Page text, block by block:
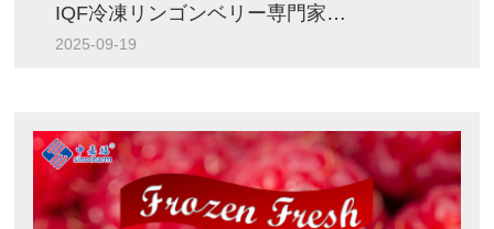
IQF冷凍リンゴンベリー専門家：シノチャームが農場から食卓まで優れた品質を保証する方法
2025-09-19